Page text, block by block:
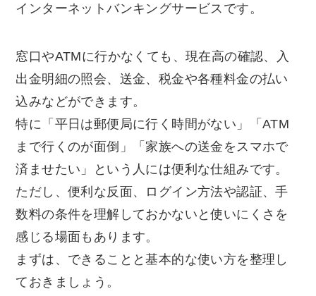
インターネットバンキングサービスです。
窓口やATMに行かなくても、現在高の確認、入
出金明細の照会、送金、税金や各種料金の払い
込みなどができます。
特に「平日は郵便局に行く時間がない」「ATM
まで行くのが面倒」「家族への送金をスマホで
済ませたい」という人には便利な仕組みです。
ただし、便利な反面、ログイン方法や認証、手
数料の条件を理解しておかないと使いにくさを
感じる場面もあります。
まずは、できることと基本的な使い方を整理し
ておきましょう。